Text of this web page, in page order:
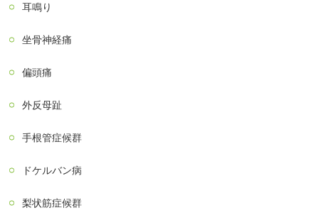
耳鳴り
坐骨神経痛
偏頭痛
外反母趾
手根管症候群
ドケルバン病
梨状筋症候群